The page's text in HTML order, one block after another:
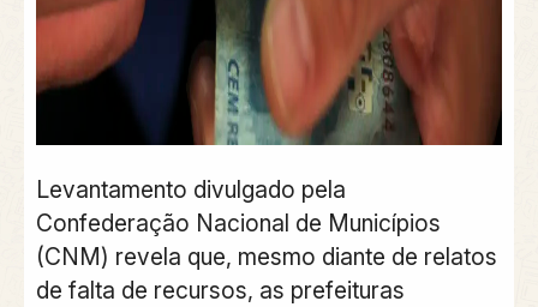
Levantamento divulgado pela
Confederação Nacional de Municípios
(CNM) revela que, mesmo diante de relatos
de falta de recursos, as prefeituras